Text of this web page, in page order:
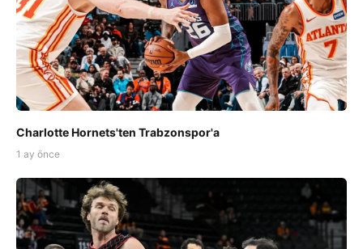
Charlotte Hornets'ten Trabzonspor'a
1 ay önce